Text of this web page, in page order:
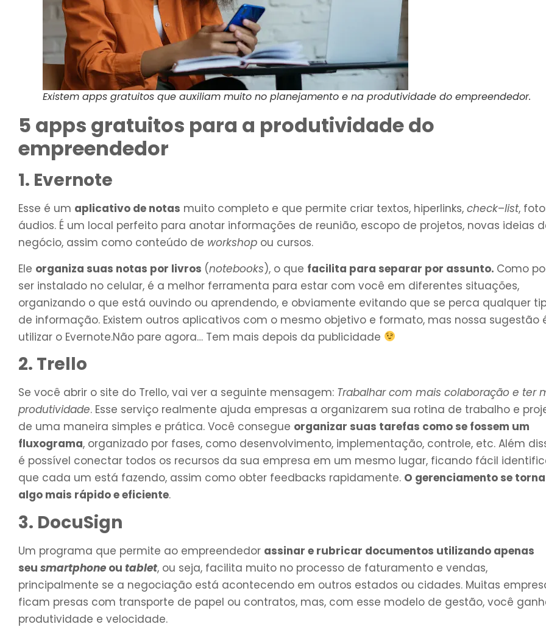
Existem apps gratuitos que auxiliam muito no planejamento e na produtividade do empreendedor.
5 apps gratuitos para a produtividade do
empreendedor
1. Evernote
Esse é um aplicativo de notas muito completo e que permite criar textos, hiperlinks, check–list,
áudios. É um local perfeito para anotar informações de reunião, escopo de projetos, novas ideias
negócio, assim como conteúdo de workshop ou cursos.
Ele organiza suas notas por livros (notebooks), o que facilita para separar por assunto. Como
ser instalado no celular, é a melhor ferramenta para estar com você em diferentes situações,
organizando o que está ouvindo ou aprendendo, e obviamente evitando que se perca qualquer
de informação. Existem outros aplicativos com o mesmo objetivo e formato, mas nossa sugestão
utilizar o Evernote.Não pare agora… Tem mais depois da publicidade
2. Trello
Se você abrir o site do Trello, vai ver a seguinte mensagem: Trabalhar com mais colaboração e ter
produtividade. Esse serviço realmente ajuda empresas a organizarem sua rotina de trabalho e
de uma maneira simples e prática. Você consegue organizar suas tarefas como se fossem um
fluxograma, organizado por fases, como desenvolvimento, implementação, controle, etc. Além
é possível conectar todos os recursos da sua empresa em um mesmo lugar, ficando fácil
que cada um está fazendo, assim como obter feedbacks rapidamente. O gerenciamento se torna
algo mais rápido e eficiente.
3. DocuSign
Um programa que permite ao empreendedor assinar e rubricar documentos utilizando apenas
seu smartphone ou tablet, ou seja, facilita muito no processo de faturamento e vendas,
principalmente se a negociação está acontecendo em outros estados ou cidades. Muitas
ficam presas com transporte de papel ou contratos, mas, com esse modelo de gestão, você
produtividade e velocidade.